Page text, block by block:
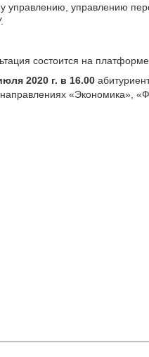
управлению, управлению
состоится на
2020 г. в 16.00
«Экономика»,